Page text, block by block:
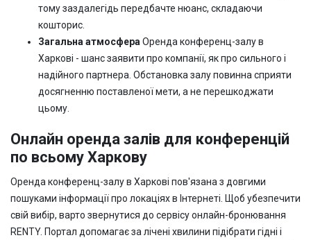
тому заздалегідь передбачте нюанс, складаючи
кошторис.
Загальна атмосфера Оренда конференц-залу в
Харкові - шанс заявити про компанії, як про сильного і
надійного партнера. Обстановка залу повинна сприяти
досягненню поставленої мети, а не перешкоджати
цьому.
Онлайн оренда залів для конференцій
по всьому Харкову
Оренда конференц-залу в Харкові пов'язана з довгими
пошуками інформації про локаціях в Інтернеті. Щоб убезпечити
свій вибір, варто звернутися до сервісу онлайн-бронювання
RENTY. Портал допомагає за лічені хвилини підібрати гідні і